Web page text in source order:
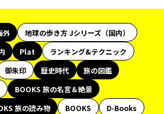
外
地球の歩き方 Jシリーズ（国内）
Plat
ランキング&テクニック
御朱印 歴史時代
旅の図鑑
BOOKS 旅の名言＆絶景
旅の読み物 BOOKS
D-Books